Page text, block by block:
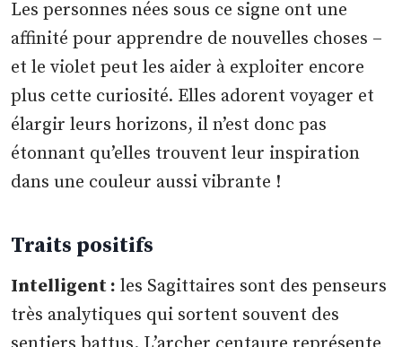
Les personnes nées sous ce signe ont une
affinité pour apprendre de nouvelles choses –
et le violet peut les aider à exploiter encore
plus cette curiosité. Elles adorent voyager et
élargir leurs horizons, il n’est donc pas
étonnant qu’elles trouvent leur inspiration
dans une couleur aussi vibrante !
Traits positifs
Intelligent : les Sagittaires sont des penseurs
très analytiques qui sortent souvent des